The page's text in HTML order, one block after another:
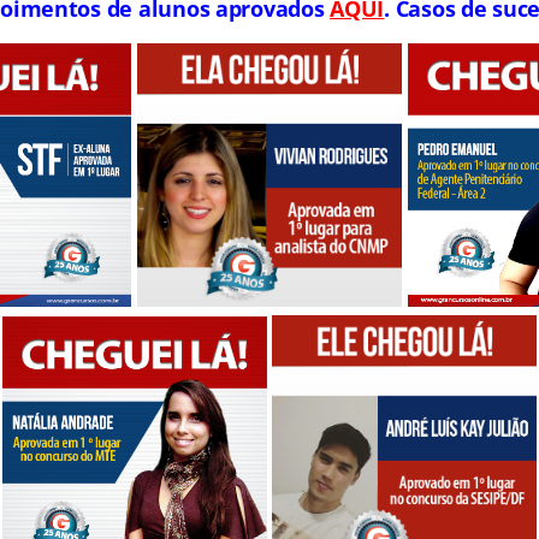
de alunos aprovadosAQUI. Casos de